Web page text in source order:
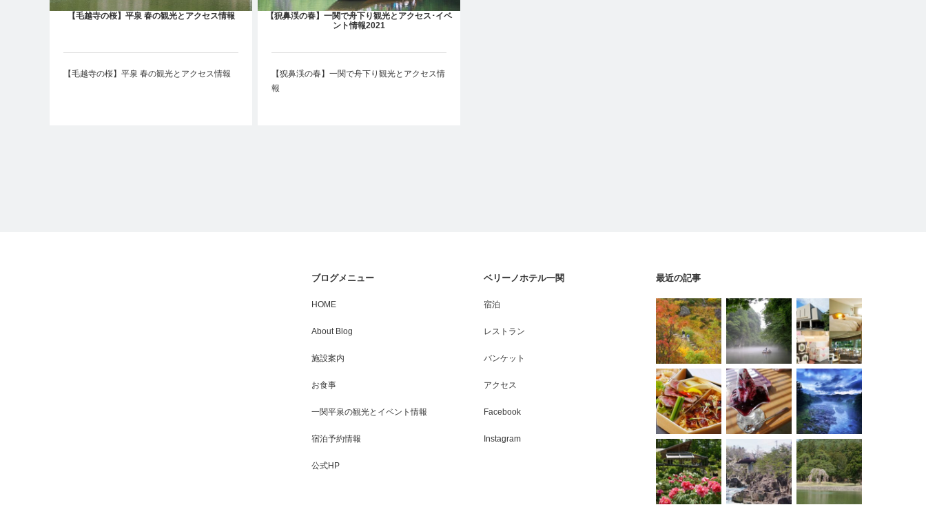
【毛越寺の桜】平泉 春の観光とアクセス情報
【毛越寺の桜】平泉 春の観光とアクセス情報
【猊鼻渓の春】一関で舟下り観光とアクセス･イベ
ント情報2021
【猊鼻渓の春】一関で舟下り観光とアクセス情
報
ブログメニュー
HOME
About Blog
施設案内
お食事
一関平泉の観光とイベント情報
宿泊予約情報
公式HP
ベリーノホテル一関
宿泊
レストラン
バンケット
アクセス
Facebook
Instagram
最近の記事